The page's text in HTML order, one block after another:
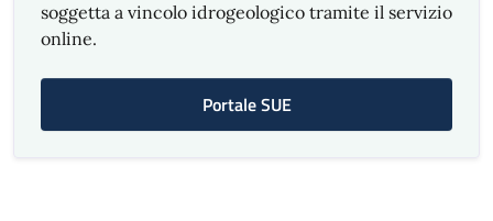
soggetta a vincolo idrogeologico tramite il servizio
online.
Portale SUE